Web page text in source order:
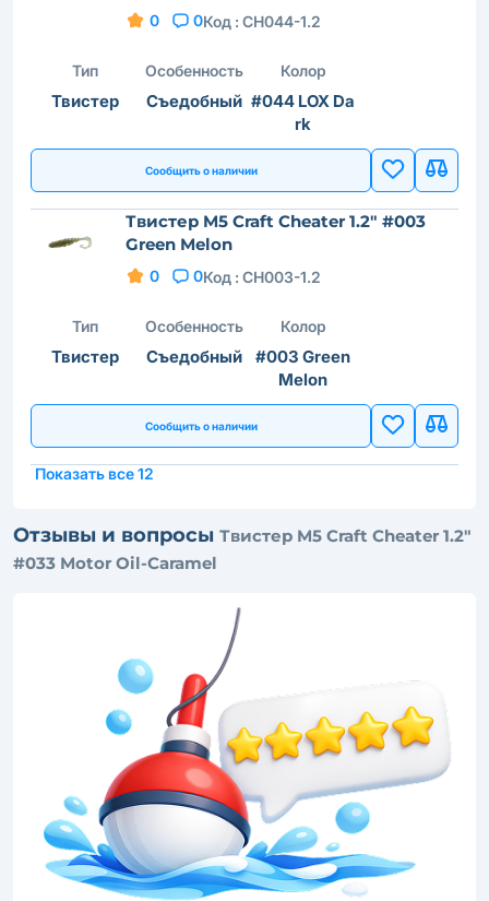
0 0Код : CH044-1.2
Тип
Твистер
Особенность
Съедобный
Колор
#044 LOX Da
rk
Сообщить о наличии
Твистер M5 Craft Cheater 1.2" #003
Green Melon
0 0Код : CH003-1.2
Тип
Твистер
Особенность
Съедобный
Колор
#003 Green
Melon
Сообщить о наличии
Показать все 12
Отзывы и вопросы Твистер M5 Craft Cheater 1.2"
#033 Motor Oil-Caramel